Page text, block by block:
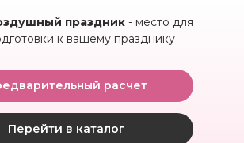
праздник - место для
к вашему празднику
Перейти в каталог
расчет